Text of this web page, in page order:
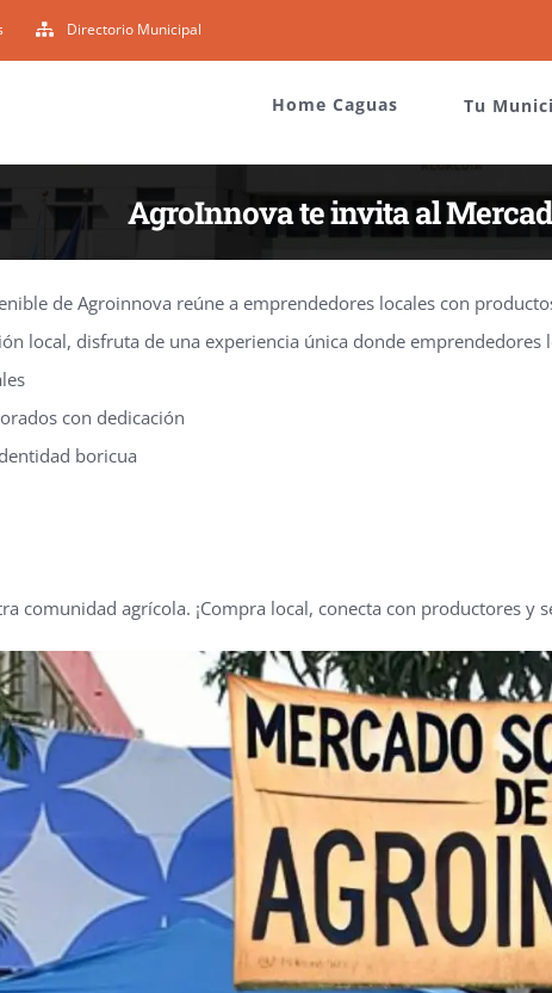
Directorio Municipal
Home Caguas Tu
AgroInnova te invita al
de Agroinnova reúne a emprendedores locales con
local, disfruta de una experiencia única donde emprendedores
con dedicación
boricua
comunidad agrícola. ¡Compra local, conecta con productores